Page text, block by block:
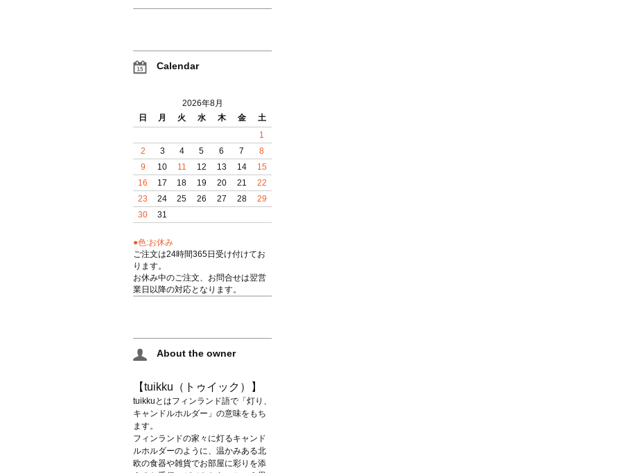
Calendar
2026年8月
日
月 火 水 木 金
土
1
2
3 4 5 6 7
8
9
10 11 12 13 14
15
16
17 18 19 20 21
22
23
24 25 26 27 28
29
30
31
●色:お休み
ご注文は24時間365日受け付けてお
ります。
お休み中のご注文、お問合せは翌営
業日以降の対応となります。
About the owner
【tuikku（トゥイック）】
tuikkuとはフィンランド語で「灯り、
キャンドルホルダー」の意味をもち
ます。
フィンランドの家々に灯るキャンド
ルホルダーのように、温かみある北
欧の食器や雑貨でお部屋に彩りを添